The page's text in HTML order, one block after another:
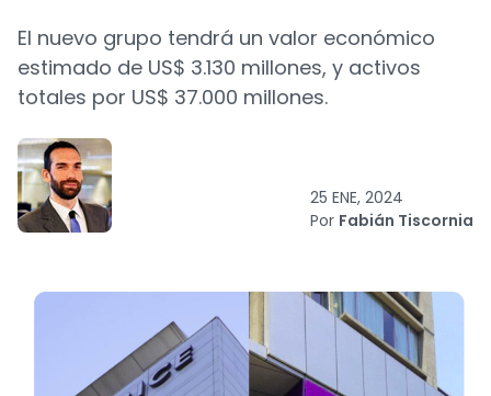
El nuevo grupo tendrá un valor económico
estimado de US$ 3.130 millones, y activos
totales por US$ 37.000 millones.
25 ENE, 2024
Por Fabián Tiscornia